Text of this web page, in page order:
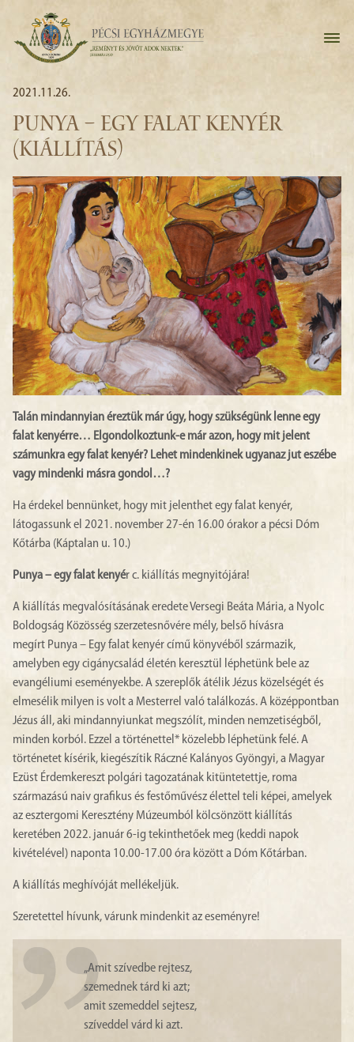
2021.11.26.
PUNYA – EGY FALAT KENYÉR
(KIÁLLÍTÁS)
Talán mindannyian éreztük már úgy, hogy szükségünk lenne egy
falat kenyérre… Elgondolkoztunk-e már azon, hogy mit jelent
számunkra egy falat kenyér? Lehet mindenkinek ugyanaz jut eszébe
vagy mindenki másra gondol…?
Ha érdekel bennünket, hogy mit jelenthet egy falat kenyér,
látogassunk el 2021. november 27-én 16.00 órakor a pécsi Dóm
Kőtárba (Káptalan u. 10.)
Punya – egy falat kenyér c. kiállítás megnyitójára!
A kiállítás megvalósításának eredete Versegi Beáta Mária, a Nyolc
Boldogság Közösség szerzetesnővére mély, belső hívásra
megírt Punya – Egy falat kenyér című könyvéből származik,
amelyben egy cigánycsalád életén keresztül léphetünk bele az
evangéliumi eseményekbe. A szereplők átélik Jézus közelségét és
elmesélik milyen is volt a Mesterrel való találkozás. A középpontban
Jézus áll, aki mindannyiunkat megszólít, minden nemzetiségből,
minden korból. Ezzel a történettel* közelebb léphetünk felé. A
történetet kísérik, kiegészítik Ráczné Kalányos Gyöngyi, a Magyar
Ezüst Érdemkereszt polgári tagozatának kitüntetettje, roma
származású naiv grafikus és festőművész élettel teli képei, amelyek
az esztergomi Keresztény Múzeumból kölcsönzött kiállítás
keretében 2022. január 6-ig tekinthetőek meg (keddi napok
kivételével) naponta 10.00-17.00 óra között a Dóm Kőtárban.
A kiállítás meghívóját mellékeljük.
Szeretettel hívunk, várunk mindenkit az eseményre!
„Amit szívedbe rejtesz,
szemednek tárd ki azt;
amit szemeddel sejtesz,
szíveddel várd ki azt.